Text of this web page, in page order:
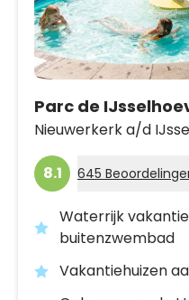
Parc de
Nieuwerkerk a/d
8.1 645
Waterrijk
buitenzwembad
Vakantiehuizen